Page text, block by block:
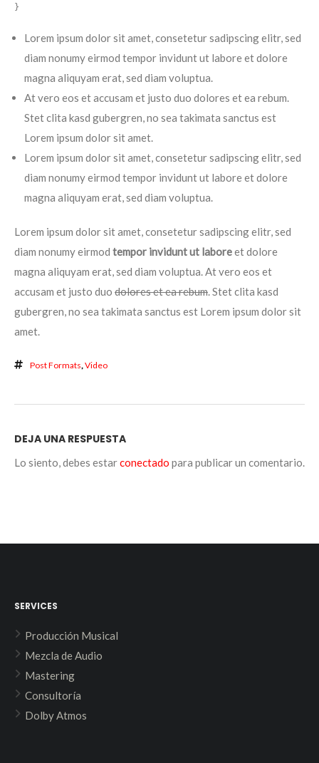
}
Lorem ipsum dolor sit amet, consetetur sadipscing elitr, sed
diam nonumy eirmod tempor invidunt ut labore et dolore
magna aliquyam erat, sed diam voluptua.
At vero eos et accusam et justo duo dolores et ea rebum.
Stet clita kasd gubergren, no sea takimata sanctus est
Lorem ipsum dolor sit amet.
Lorem ipsum dolor sit amet, consetetur sadipscing elitr, sed
diam nonumy eirmod tempor invidunt ut labore et dolore
magna aliquyam erat, sed diam voluptua.
Lorem ipsum dolor sit amet, consetetur sadipscing elitr, sed
diam nonumy eirmod tempor invidunt ut laboreet dolore
magna aliquyam erat, sed diam voluptua. At vero eos et
accusam et justo duo dolores et ea rebum. Stet clita kasd
gubergren, no sea takimata sanctus est Lorem ipsum dolor sit
amet.
Post Formats,Video
DEJA UNA RESPUESTA
Lo siento, debes estarconectado para publicar un comentario.
SERVICES
Producción Musical
Mezcla de Audio
Mastering
Consultoría
Dolby Atmos